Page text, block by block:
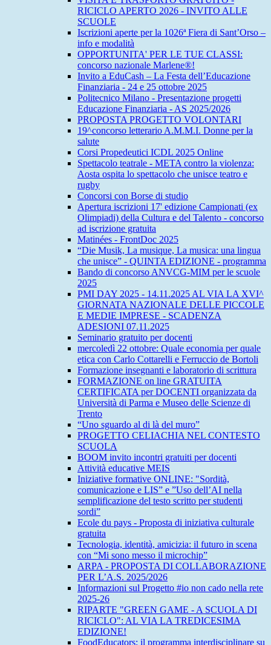
RICICLO APERTO 2026 - INVITO ALLE
SCUOLE
Iscrizioni aperte per la 1026ª Fiera di Sant’Orso –
info e modalità
OPPORTUNITA' PER LE TUE CLASSI:
concorso nazionale Marlene®!
Invito a EduCash – La Festa dell’Educazione
Finanziaria - 24 e 25 ottobre 2025
Politecnico Milano - Presentazione progetti
Educazione Finanziaria - AS 2025/2026
PROPOSTA PROGETTO VOLONTARI
19^concorso letterario A.M.M.I. Donne per la
salute
Corsi Propedeutici ICDL 2025 Online
Spettacolo teatrale - META contro la violenza:
Aosta ospita lo spettacolo che unisce teatro e
rugby
Concorsi con Borse di studio
Apertura iscrizioni 17' edizione Campionati (ex
Olimpiadi) della Cultura e del Talento - concorso
ad iscrizione gratuita
Matinées - FrontDoc 2025
“Die Musik, La musique, La musica: una lingua
che unisce” - QUINTA EDIZIONE - programma
Bando di concorso ANVCG-MIM per le scuole
2025
PMI DAY 2025 - 14.11.2025 AL VIA LA XVI^
GIORNATA NAZIONALE DELLE PICCOLE
E MEDIE IMPRESE - SCADENZA
ADESIONI 07.11.2025
Seminario gratuito per docenti
mercoledì 22 ottobre: Quale economia per quale
etica con Carlo Cottarelli e Ferruccio de Bortoli
Formazione insegnanti e laboratorio di scrittura
FORMAZIONE on line GRATUITA
CERTIFICATA per DOCENTI organizzata da
Università di Parma e Museo delle Scienze di
Trento
“Uno sguardo al di là del muro”
PROGETTO CELIACHIA NEL CONTESTO
SCUOLA
BOOM invito incontri gratuiti per docenti
Attività educative MEIS
Iniziative formative ONLINE: "Sordità,
comunicazione e LIS” e ”Uso dell’AI nella
semplificazione del testo scritto per studenti
sordi”
Ecole du pays - Proposta di iniziativa culturale
gratuita
Tecnologia, identità, amicizia: il futuro in scena
con “Mi sono messo il microchip”
ARPA - PROPOSTA DI COLLABORAZIONE
PER L’A.S. 2025/2026
Informazioni sul Progetto #io non cado nella rete
2025-26
RIPARTE "GREEN GAME - A SCUOLA DI
RICICLO": AL VIA LA TREDICESIMA
EDIZIONE!
FoodEducators: il programma interdisciplinare su